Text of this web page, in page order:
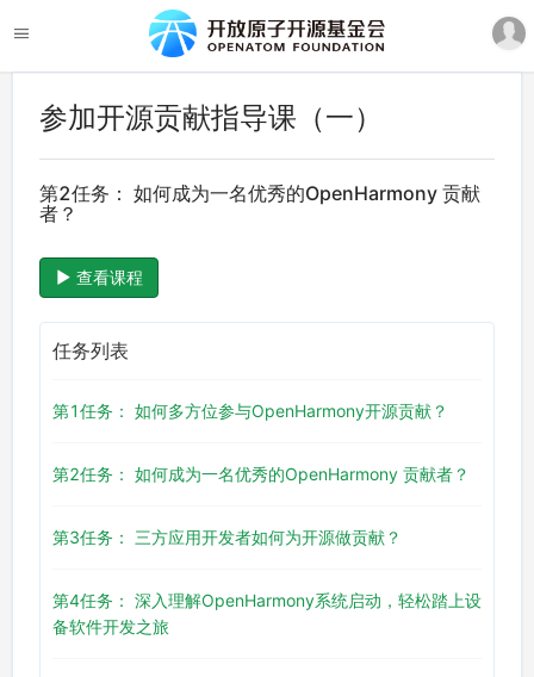
参加开源贡献指导课（一）
第2任务： 如何成为一名优秀的OpenHarmony 贡献
者？
查看课程
任务列表
第1任务： 如何多方位参与OpenHarmony开源贡献？
第2任务： 如何成为一名优秀的OpenHarmony 贡献者？
第3任务： 三方应用开发者如何为开源做贡献？
第4任务： 深入理解OpenHarmony系统启动，轻松踏上设
备软件开发之旅